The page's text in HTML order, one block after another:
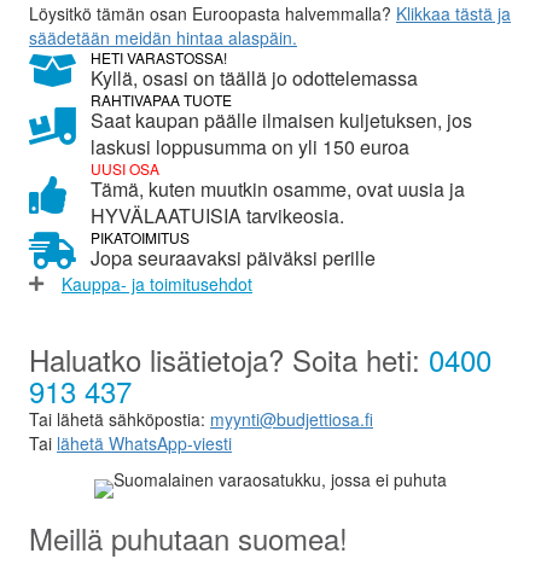
Löysitkö tämän osan Euroopasta halvemmalla? Klikkaa tästä ja
säädetään meidän hintaa alaspäin.
HETI VARASTOSSA!
Kyllä, osasi on täällä jo odottelemassa
RAHTIVAPAA TUOTE
Saat kaupan päälle ilmaisen kuljetuksen, jos
laskusi loppusumma on yli 150 euroa
UUSI OSA
Tämä, kuten muutkin osamme, ovat uusia ja
HYVÄLAATUISIA tarvikeosia.
PIKATOIMITUS
Jopa seuraavaksi päiväksi perille
Kauppa- ja toimitusehdot
Haluatko lisätietoja? Soita heti: 0400
913 437
Tai lähetä sähköpostia: myynti@budjettiosa.fi
Tai lähetä WhatsApp-viesti
Meillä puhutaan suomea!